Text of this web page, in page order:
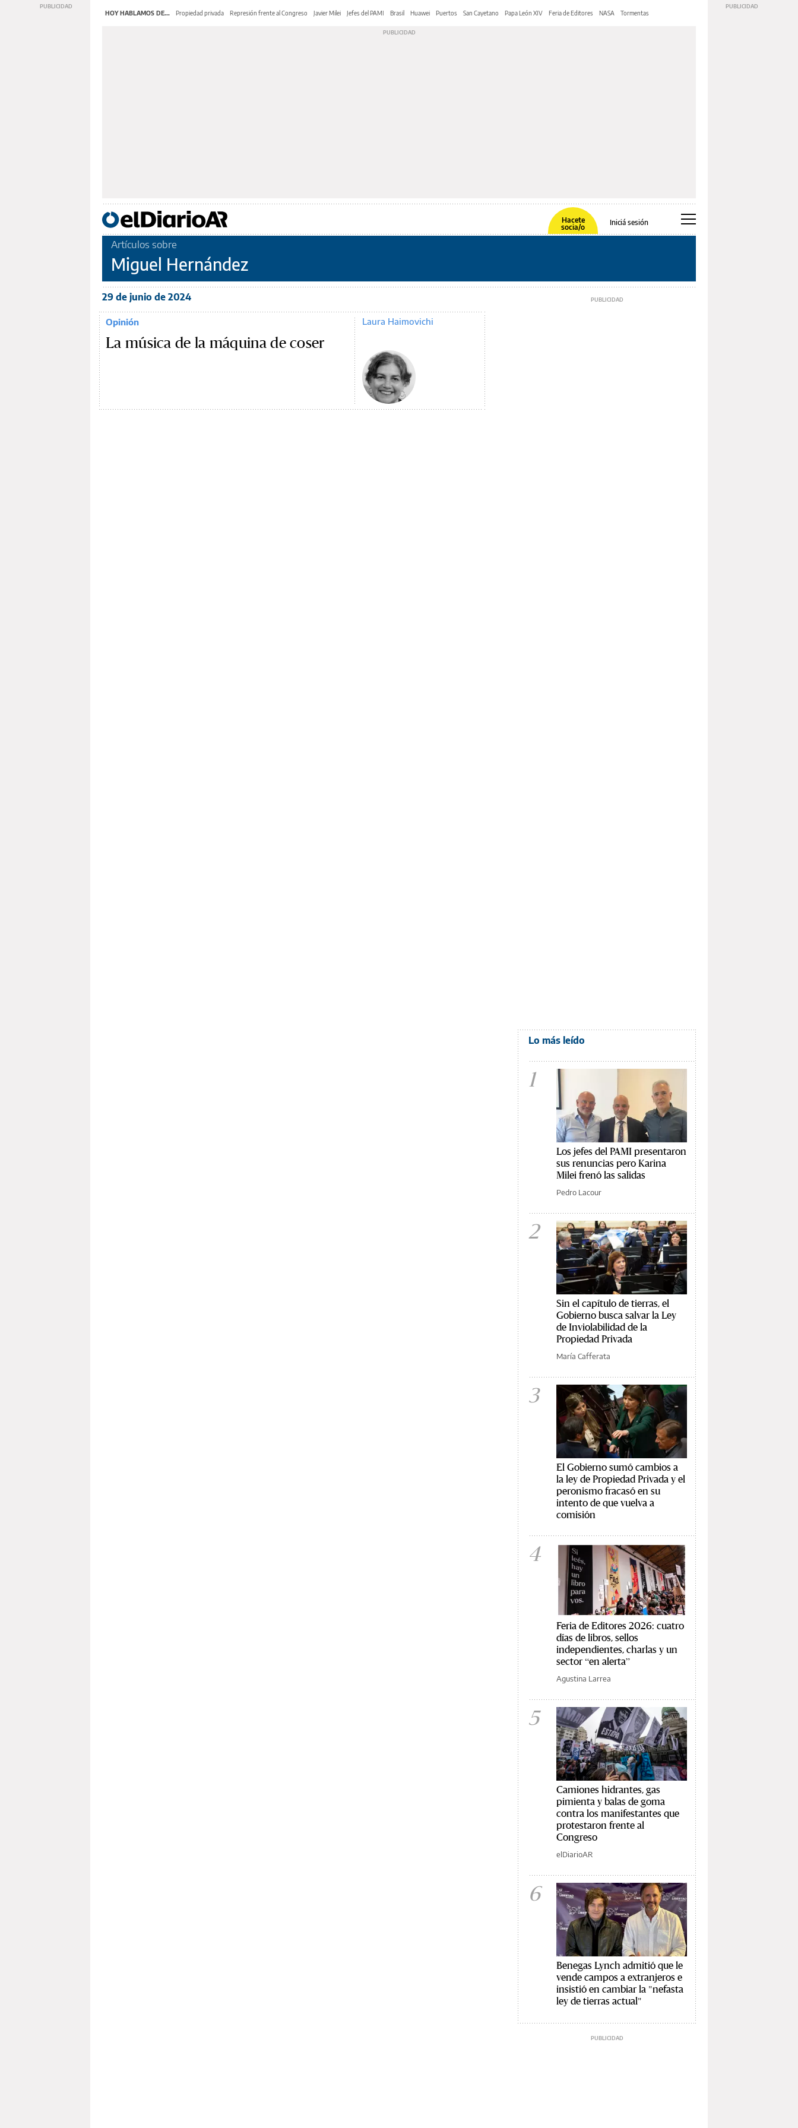
HOY HABLAMOS DE... Propiedad privada Represión frente al Congreso Javier Milei Jefes del PAMI Brasil Huawei Puertos San Cayetano Papa León XIV Feria de Editores NASA Tormentas
Hacete
socia/o
Iniciá sesión
Artículos sobre
Miguel Hernández
29 de junio de 2024
Opinión
La música de la máquina de coser
Laura Haimovichi
Lo más leído
1
Los jefes del PAMI presentaron
sus renuncias pero Karina
Milei frenó las salidas
Pedro Lacour
2
Sin el capítulo de tierras, el
Gobierno busca salvar la Ley
de Inviolabilidad de la
Propiedad Privada
María Cafferata
3
El Gobierno sumó cambios a
la ley de Propiedad Privada y el
peronismo fracasó en su
intento de que vuelva a
comisión
4
Feria de Editores 2026: cuatro
días de libros, sellos
independientes, charlas y un
sector “en alerta”
Agustina Larrea
5
Camiones hidrantes, gas
pimienta y balas de goma
contra los manifestantes que
protestaron frente al
Congreso
elDiarioAR
6
Benegas Lynch admitió que le
vende campos a extranjeros e
insistió en cambiar la "nefasta
ley de tierras actual"